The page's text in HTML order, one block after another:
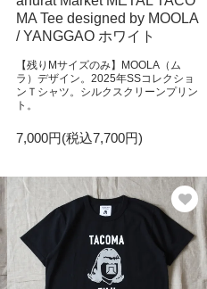
MA Tee designed by MOOLA
/ YANGGAO ホワイト
【残りMサイズのみ】MOOLA（ム
ラ）デザイン。2025年SSコレクショ
ンＴシャツ。シルクスクリーンプリン
ト。
7,000円(税込7,700円)